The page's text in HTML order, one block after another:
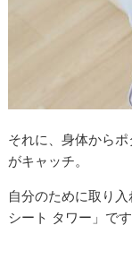
それに、身体から
がキャッチ。
自分のために取り
シート タワー」で